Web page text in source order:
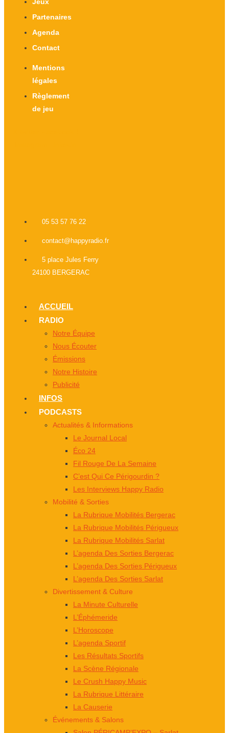
Partenaires
Agenda
Contact
Mentions
légales
Règlement
de jeu
05 53 57 76 22
contact@happyradio.fr
5 place Jules Ferry
24100 BERGERAC
ACCUEIL
RADIO
Notre Équipe
Nous Écouter
Émissions
Notre Histoire
Publicité
INFOS
PODCASTS
Actualités & Informations
Le Journal Local
Éco 24
Fil Rouge De La Semaine
C’est Qui Ce Périgourdin ?
Les Interviews Happy Radio
Mobilité & Sorties
La Rubrique Mobilités Bergerac
La Rubrique Mobilités Périgueux
La Rubrique Mobilités Sarlat
L’agenda Des Sorties Bergerac
L’agenda Des Sorties Périgueux
L’agenda Des Sorties Sarlat
Divertissement & Culture
La Minute Culturelle
L’Éphémeride
L’Horoscope
L’agenda Sportif
Les Résultats Sportifs
La Scène Régionale
Le Crush Happy Music
La Rubrique Littéraire
La Causerie
Événements & Salons